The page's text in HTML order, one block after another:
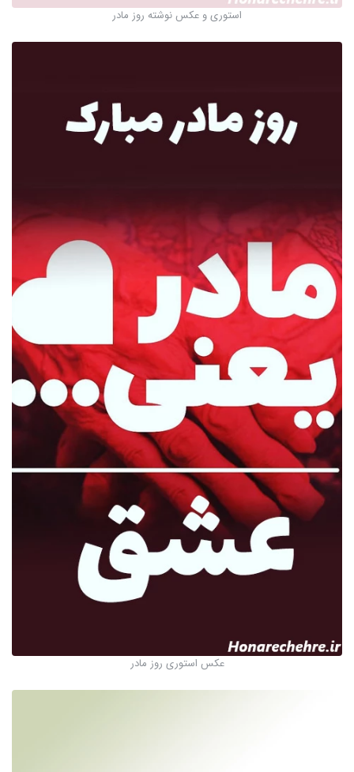
استوری و عکس نوشته روز مادر
عکس استوری روز مادر